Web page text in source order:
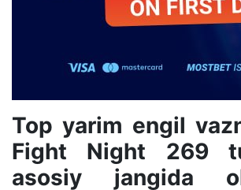
Top yarim engil
Fight Night 269
asosiy jangida